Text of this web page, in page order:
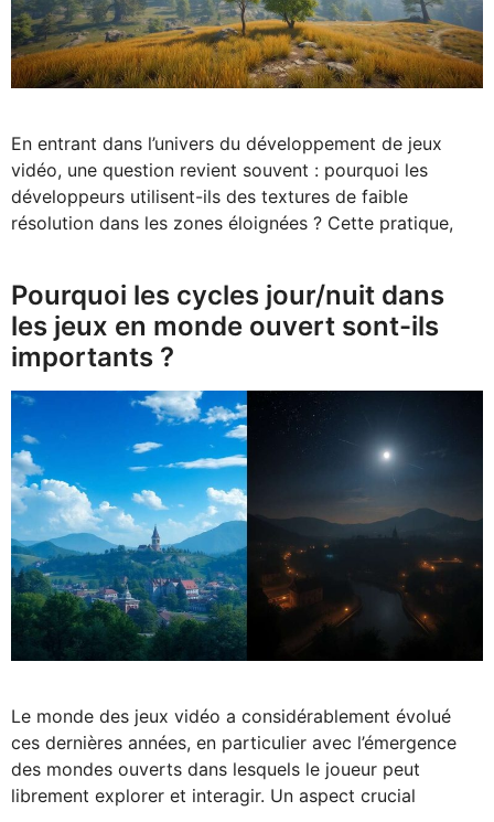
En entrant dans l’univers du développement de jeux
vidéo, une question revient souvent : pourquoi les
développeurs utilisent-ils des textures de faible
résolution dans les zones éloignées ? Cette pratique,
Pourquoi les cycles jour/nuit dans
les jeux en monde ouvert sont-ils
importants ?
Le monde des jeux vidéo a considérablement évolué
ces dernières années, en particulier avec l’émergence
des mondes ouverts dans lesquels le joueur peut
librement explorer et interagir. Un aspect crucial